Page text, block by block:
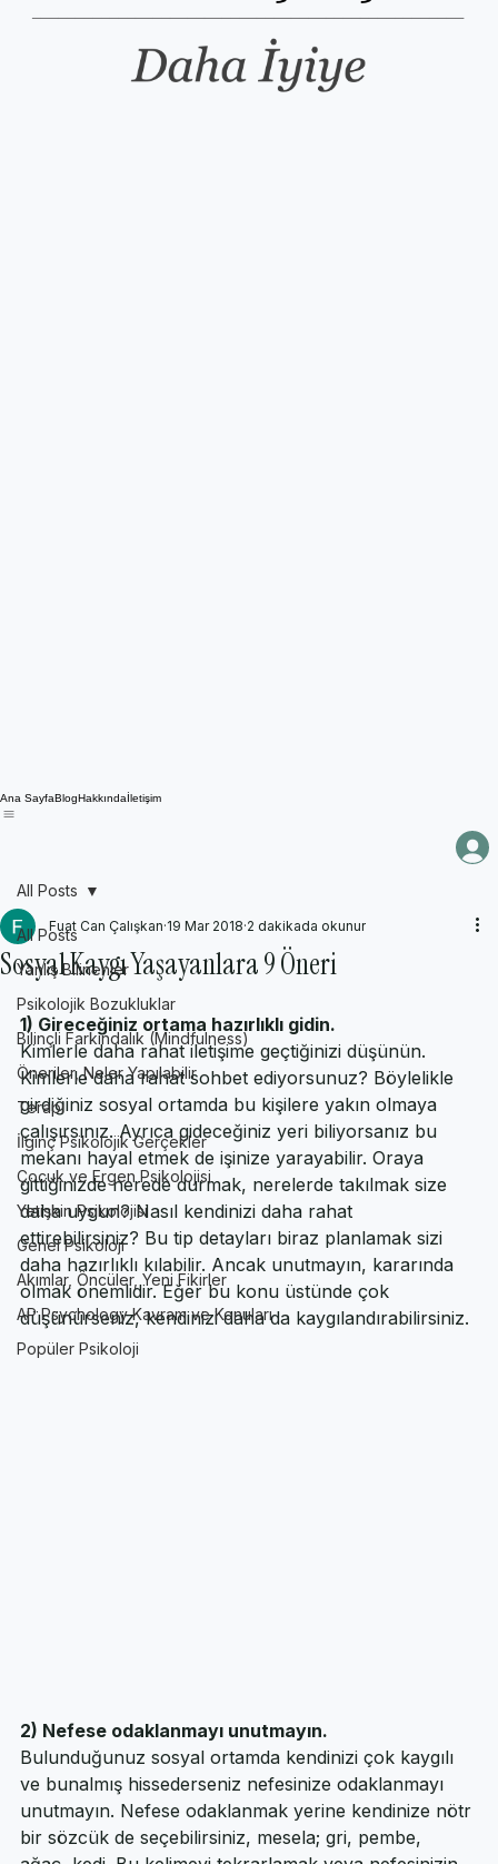
All Posts
Yanlış Bilinenler
Psikolojik Bozukluklar
Bilinçli Farkındalık (Mindfulness)
Öneriler, Neler Yapılabilir
Terapi
İlginç Psikolojik Gerçekler
Çocuk ve Ergen Psikolojisi
Yetişkin Psikolojisi
Genel Psikoloji
Akımlar, Öncüler, Yeni Fikirler
AP Psychology Kavram ve Konuları
All Posts
Sosyal Kaygı Yaşayanlara 9 Öneri
Fuat Can Çalışkan 19 Mar 2018 2 dakikada okunur
1) Gireceğiniz ortama hazırlıklı gidin.
Kimlerle daha rahat iletişime geçtiğinizi düşünün.
Kimlerle daha rahat sohbet ediyorsunuz? Böylelikle
girdiğiniz sosyal ortamda bu kişilere yakın olmaya
çalışırsınız. Ayrıca gideceğiniz yeri biliyorsanız bu
mekanı hayal etmek de işinize yarayabilir. Oraya
gittiğinizde nerede durmak, nerelerde takılmak size
daha uygun? Nasıl kendinizi daha rahat
ettirebilirsiniz? Bu tip detayları biraz planlamak sizi
daha hazırlıklı kılabilir. Ancak unutmayın, kararında
olmak önemlidir. Eğer bu konu üstünde çok
düşünürseniz, kendinizi daha da kaygılandırabilirsiniz.
2) Nefese odaklanmayı unutmayın.
Bulunduğunuz sosyal ortamda kendinizi çok kaygılı
ve bunalmış hissederseniz nefesinize odaklanmayı
unutmayın. Nefese odaklanmak yerine kendinize nötr